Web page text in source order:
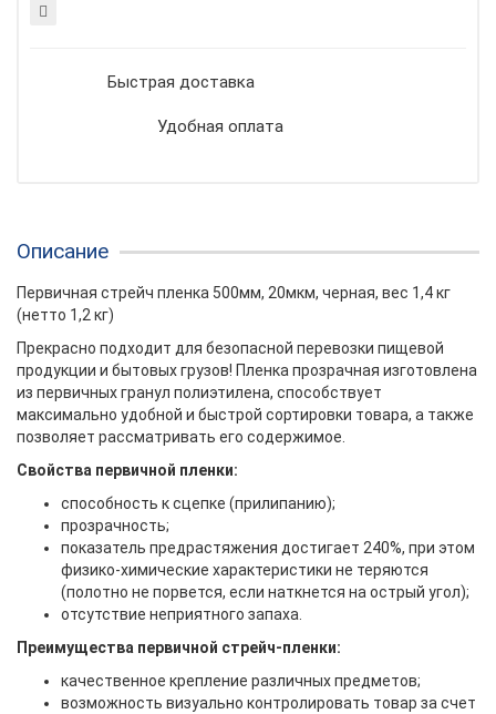
Быстрая доставка
Удобная оплата
Описание
Первичная стрейч пленка 500мм, 20мкм, черная, вес 1,4 кг
(нетто 1,2 кг)
Прекрасно подходит для безопасной перевозки пищевой
продукции и бытовых грузов! Пленка прозрачная изготовлена
из первичных гранул полиэтилена, способствует
максимально удобной и быстрой сортировки товара, а также
позволяет рассматривать его содержимое.
Свойства первичной пленки:
способность к сцепке (прилипанию);
прозрачность;
показатель предрастяжения достигает 240%, при этом
физико-химические характеристики не теряются
(полотно не порвется, если наткнется на острый угол);
отсутствие неприятного запаха.
Преимущества первичной стрейч-пленки:
качественное крепление различных предметов;
возможность визуально контролировать товар за счет